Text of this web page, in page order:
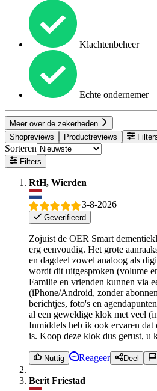
Klachtenbeheer
Echte ondernemer
Meer over de zekerheden
Shopreviews
Productreviews
Sorteren
Filters
RtH, Wierden
3-8-2026
Geverifieerd
Zojuist de OER Smart
erg eenvoudig. Het grote
en dagdeel zowel analoog als
wordt dit uitgesproken (volume
Familie en vrienden kunnen via
(iPhone/Android, zonder
berichtjes, foto's en
al een geweldige klok met veel
Inmiddels heb ik ook ervaren dat
is. Koop deze klok dus gerust, u
Nuttig Reageer Deel
Berit Friestad